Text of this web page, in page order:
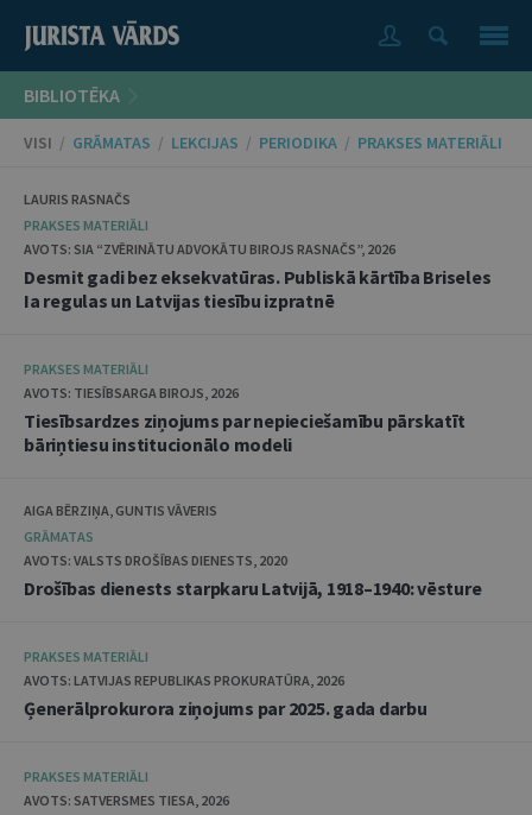
BIBLIOTĒKA
VISI / GRĀMATAS / LEKCIJAS / PERIODIKA / PRAKSES MATERIĀLI
LAURIS RASNAČS
PRAKSES MATERIĀLI
AVOTS: SIA “ZVĒRINĀTU ADVOKĀTU BIROJS RASNAČS”, 2026
Desmit gadi bez eksekvatūras. Publiskā kārtība Briseles
Ia regulas un Latvijas tiesību izpratnē
PRAKSES MATERIĀLI
AVOTS: TIESĪBSARGA BIROJS, 2026
Tiesībsardzes ziņojums par nepieciešamību pārskatīt
bāriņtiesu institucionālo modeli
AIGA BĒRZIŅA, GUNTIS VĀVERIS
GRĀMATAS
AVOTS: VALSTS DROŠĪBAS DIENESTS, 2020
Drošības dienests starpkaru Latvijā, 1918–1940: vēsture
PRAKSES MATERIĀLI
AVOTS: LATVIJAS REPUBLIKAS PROKURATŪRA, 2026
Ģenerālprokurora ziņojums par 2025. gada darbu
PRAKSES MATERIĀLI
AVOTS: SATVERSMES TIESA, 2026